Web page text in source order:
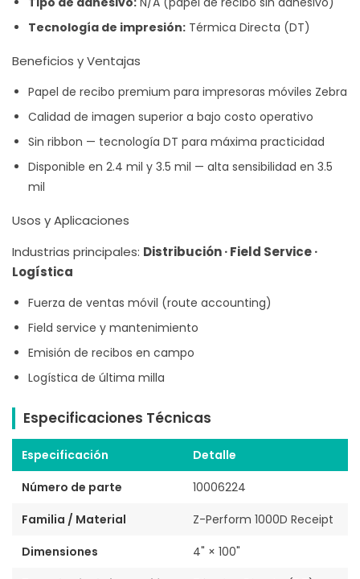
Tecnología de impresión: Térmica Directa (DT)
Beneficios y Ventajas
Papel de recibo premium para impresoras móviles Zebra
Calidad de imagen superior a bajo costo operativo
Sin ribbon — tecnología DT para máxima practicidad
Disponible en 2.4 mil y 3.5 mil — alta sensibilidad en 3.5
mil
Usos y Aplicaciones
Industrias principales: Distribución · Field Service ·
Logística
Fuerza de ventas móvil (route accounting)
Field service y mantenimiento
Emisión de recibos en campo
Logística de última milla
Especificaciones Técnicas
Especificación
Detalle
Número de parte
10006224
Familia / Material
Z-Perform 1000D Receipt
Dimensiones
4" × 100"